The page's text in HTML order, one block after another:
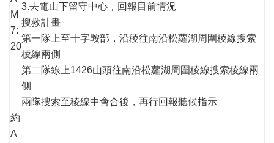
M
7:
20
3.去電山下留守中心，回報目前情況
搜救計畫
第一隊上至十字鞍部，沿稜往南沿松蘿湖周圍稜線搜索
稜線兩側
第二隊線上1426山頭往南沿松蘿湖周圍稜線搜索稜線兩
側
兩隊搜索至稜線中會合後，再行回報聽候指示
約
A